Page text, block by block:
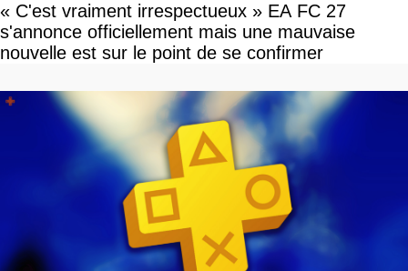
« C'est vraiment irrespectueux » EA FC 27
s'annonce officiellement mais une mauvaise
nouvelle est sur le point de se confirmer